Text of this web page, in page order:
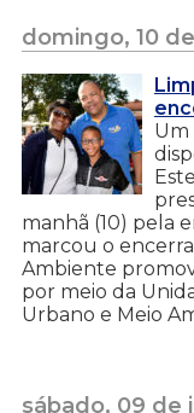
domingo, 10
Um
manhã (10) pela
marcou o
Ambiente
por meio da
Urbano e Meio
sábado, 09 de